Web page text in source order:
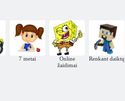
7 metai
Online
žaidimai
Renkant daiktų